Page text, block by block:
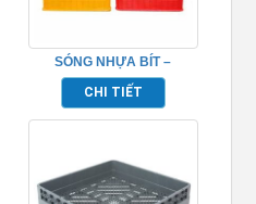
SÓNG NHỰA BÍT –
TPHM050
CHI TIẾT